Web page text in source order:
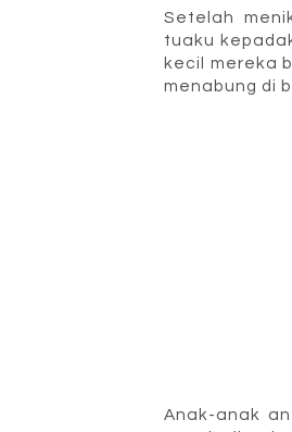
Setelah
tuaku
kecil mereka
menabung di
Anak-anak